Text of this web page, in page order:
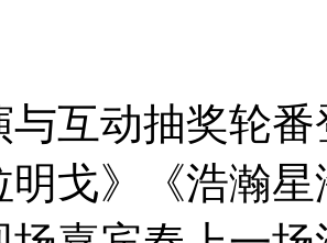
与互动抽奖轮
明戈》《浩瀚